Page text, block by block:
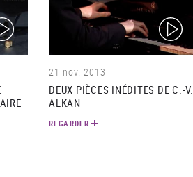
(video)
21 nov. 2013
DEUX PIÈCES INÉDITES DE C.-V.
ALKAN
REGARDER